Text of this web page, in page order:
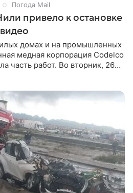
Погода Mail
привело к остановке
домах и на промышленных
медная корпорация Codelco
часть работ. Во вторник, 26
магнитуда подземного
располагался в 50
Сейсмическое событие
московскому времени.